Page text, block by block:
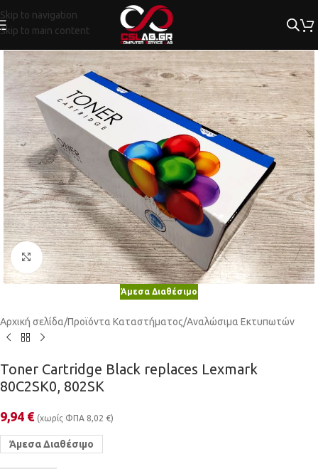
Skip to navigation
Skip to main content
Κλικ για μεγέθυνση
Άμεσα Διαθέσιμο
Αρχική σελίδα/Προϊόντα Καταστήματος/Αναλώσιμα Εκτυπωτών
Toner Cartridge Black replaces Lexmark
80C2SK0, 802SK
9,94 € (χωρίς ΦΠΑ 8,02 €)
Άμεσα Διαθέσιμο